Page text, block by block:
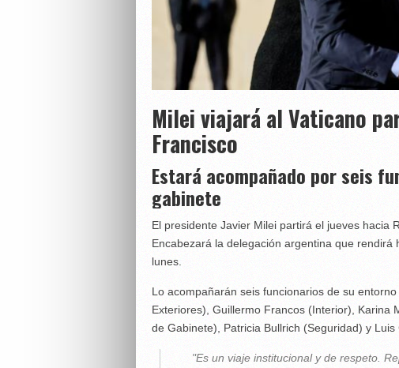
Milei viajará al Vaticano
Francisco
Estará acompañado por seis
gabinete
El presidente Javier Milei partirá el jueves hacia
Encabezará la delegación argentina que
lunes.
Lo acompañarán seis funcionarios de su
Exteriores), Guillermo Francos (Interior), Karina
de Gabinete), Patricia Bullrich (Seguridad) y
"Es un viaje institucional y de respeto.